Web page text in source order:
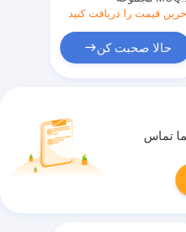
آخرین قیمت را دریافت کنید
حالا صحبت کن
تماس